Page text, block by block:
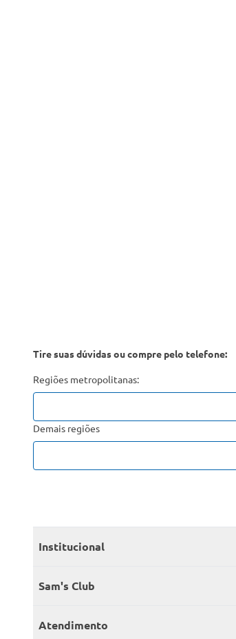
Tire suas dúvidas ou compre pelo telefone:
Regiões metropolitanas:
Demais regiões
Institucional
Quem somos
Sam's Club
Seja sócio
Atendimento